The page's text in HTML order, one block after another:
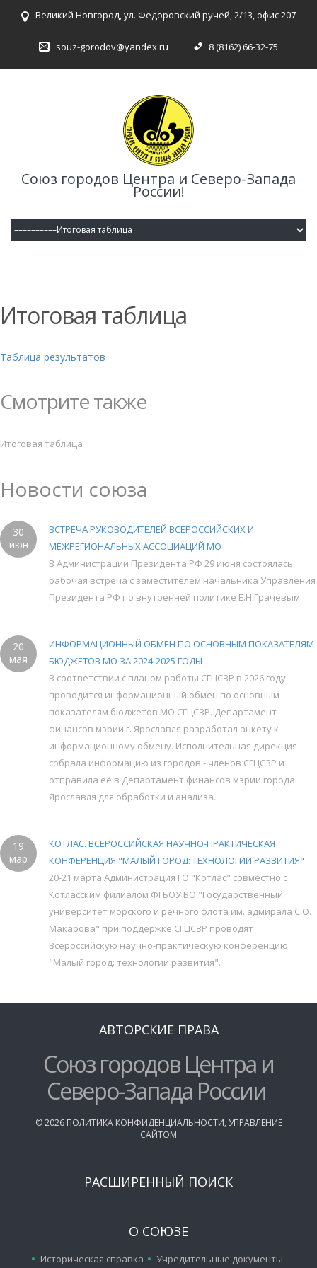
Великий Новгород, ул. Федоровский ручей, 2/13, офис 207
souz-gorodov@yandex.ru 8 (8162) 66-32-75
Союз городов Центра и Северо-Запада
России!
Итоговая таблица
Таблица результатов
Смотрите также
Итоговая таблица
Новости союза
30
июн
ВСТРЕЧА РУКОВОДИТЕЛЕЙ ВСЕРОССИЙСКИХ И
МЕЖРЕГИОНАЛЬНЫХ АССОЦИАЦИЙ МО
В Администрации Президента РФ 29 июня состоялась
рабочая встреча с заместителем начальника Управления
Президента РФ по внутренней политике Е.Н.Грачёвым.
20
мая
ИНФОРМАЦИОННЫЙ ОБМЕН ПО ОСНОВНЫМ ПОКАЗАТЕЛЯМ
БЮДЖЕТОВ МО ЗА 2024-2025 ГОДЫ
В соответствии с планом работы СГЦСЗР в 2026 году
проводится информационный обмен по основным
показателям бюджетов МО СГЦСЗР. Департамент
финансов мэрии г. Ярославля разработал анкету к
информационному обмену. Исполнительная дирекция
собрала информацию из городов - членов СГЦСЗР и
отправила её в Департамент финансов мэрии города
Ярославля для обработки и анализа.
19
мар
КОТЛАС. ВСЕРОССИЙСКАЯ НАУЧНО-ПРАКТИЧЕСКАЯ
КОНФЕРЕНЦИЯ "МАЛЫЙ ГОРОД: ТЕХНОЛОГИИ РАЗВИТИЯ"
20-21 марта Администрация ГО "Котлас" совместно с
Котласским филиалом ФГБОУ ВО "Государственный
университет морского и речного флота им. адмирала С.О.
Макарова" при поддержке СГЦСЗР проводят
Всероссийскую научно-практическую конференцию
"Малый город: технологии развития".
АВТОРСКИЕ ПРАВА
Союз городов Центра и
Северо-Запада России
©2026 ПОЛИТИКА КОНФИДЕНЦИАЛЬНОСТИ, УПРАВЛЕНИЕ
САЙТОМ
РАСШИРЕННЫЙ ПОИСК
О СОЮЗЕ
Историческая справка Учредительные документы